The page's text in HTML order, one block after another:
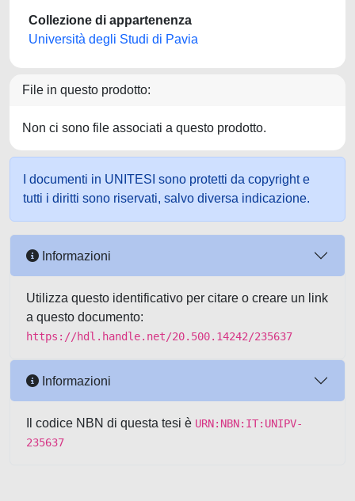
Collezione di appartenenza
Università degli Studi di Pavia
File in questo prodotto:
Non ci sono file associati a questo prodotto.
I documenti in UNITESI sono protetti da copyright e
tutti i diritti sono riservati, salvo diversa indicazione.
Informazioni
Utilizza questo identificativo per citare o creare un link
a questo documento:
https://hdl.handle.net/20.500.14242/235637
Informazioni
Il codice NBN di questa tesi è URN:NBN:IT:UNIPV-
235637